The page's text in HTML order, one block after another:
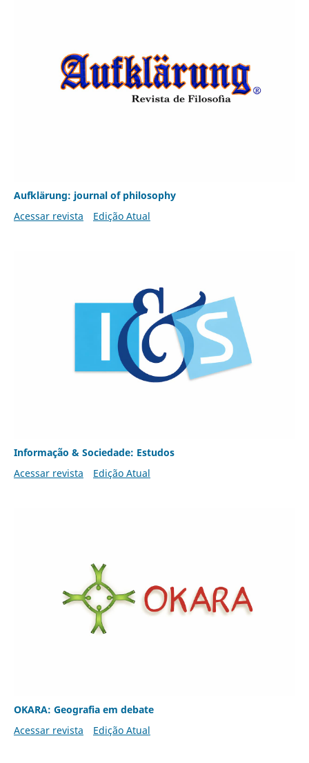
Aufklärung: journal of philosophy
Acessar revista
Edição Atual
Informação & Sociedade: Estudos
Acessar revista
Edição Atual
OKARA: Geografia em debate
Acessar revista
Edição Atual